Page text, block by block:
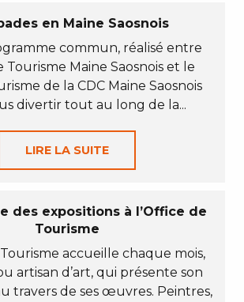
en Maine Saosnois
commun, réalisé entre
Tourisme Maine Saosnois et le
de la CDC Maine Saosnois
divertir tout au long de la...
LIRE LA SUITE
des expositions à l’Office de
Tourisme
Tourisme accueille chaque mois,
artisan d’art, qui présente son
travers de ses œuvres. Peintres,